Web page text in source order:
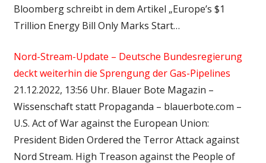
Bloomberg schreibt in dem Artikel „Europe’s $1
Trillion Energy Bill Only Marks Start…
Nord-Stream-Update – Deutsche Bundesregierung
deckt weiterhin die Sprengung der Gas-Pipelines
21.12.2022, 13:56 Uhr. Blauer Bote Magazin –
Wissenschaft statt Propaganda – blauerbote.com –
U.S. Act of War against the European Union:
President Biden Ordered the Terror Attack against
Nord Stream. High Treason against the People of